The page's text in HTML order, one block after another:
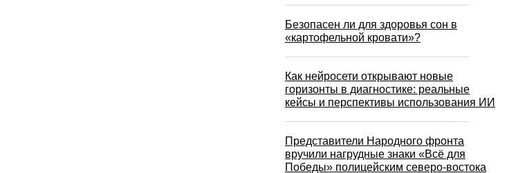
Безопасен ли для здоровья сон в
«картофельной кровати»?
Как нейросети открывают новые
горизонты в диагностике: реальные
кейсы и перспективы использования ИИ
Представители Народного фронта
вручили нагрудные знаки «Всё для
Победы» полицейским северо-востока